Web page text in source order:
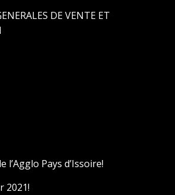
DE VENTE ET
l’Agglo Pays d’Issoire!
2021!